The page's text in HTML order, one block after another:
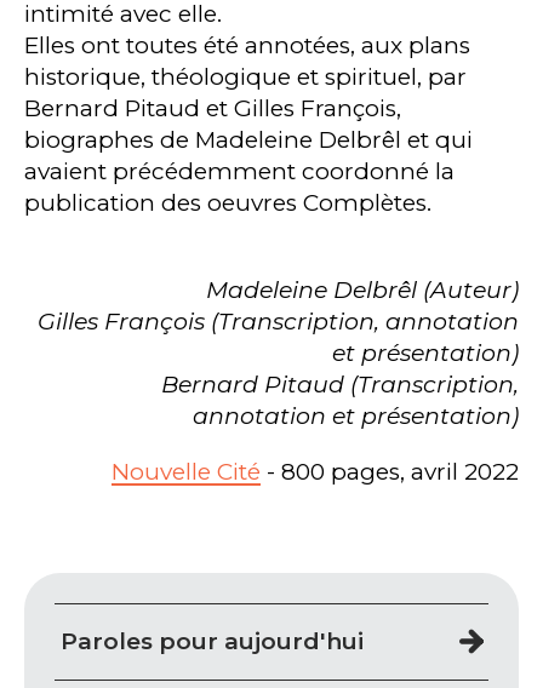
intimité avec elle.
Elles ont toutes été annotées, aux plans
historique, théologique et spirituel, par
Bernard Pitaud et Gilles François,
biographes de Madeleine Delbrêl et qui
avaient précédemment coordonné la
publication des oeuvres Complètes.
Madeleine Delbrêl (Auteur)
Gilles François (Transcription, annotation
et présentation)
Bernard Pitaud (Transcription,
annotation et présentation)
Nouvelle Cité - 800 pages, avril 2022
Paroles pour aujourd'hui